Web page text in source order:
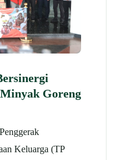
Goreng
Keluarga (TP